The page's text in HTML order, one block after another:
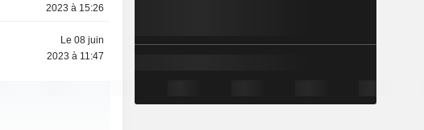
2023 à 15:26
Le 08 juin
2023 à 11:47